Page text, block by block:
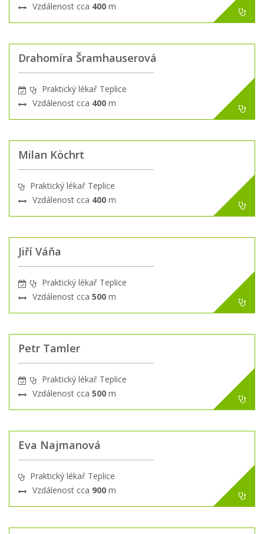
Vzdálenost cca 400 m
Drahomíra Šramhauserová
Praktický lékař Teplice
Vzdálenost cca 400 m
Milan Köchrt
Praktický lékař Teplice
Vzdálenost cca 400 m
Jiří Váňa
Praktický lékař Teplice
Vzdálenost cca 500 m
Petr Tamler
Praktický lékař Teplice
Vzdálenost cca 500 m
Eva Najmanová
Praktický lékař Teplice
Vzdálenost cca 900 m